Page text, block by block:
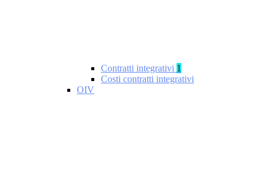
Contratti integrativi 1
Costi contratti integrativi
OIV